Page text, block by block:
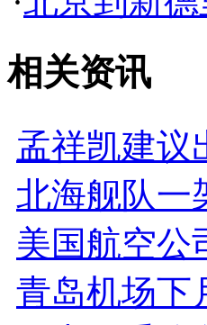
相关资讯
孟祥凯建议
北海舰队一
美国航空公
青岛机场下